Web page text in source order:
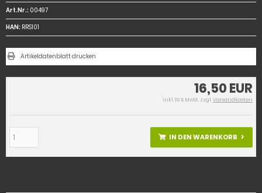
16,50 EUR
inkl. 19 % MwSt. zzgl.Versandkosten
IN DEN WARENKORB
Art.Nr.: 00497
HAN: RRS101
Artikeldatenblatt drucken